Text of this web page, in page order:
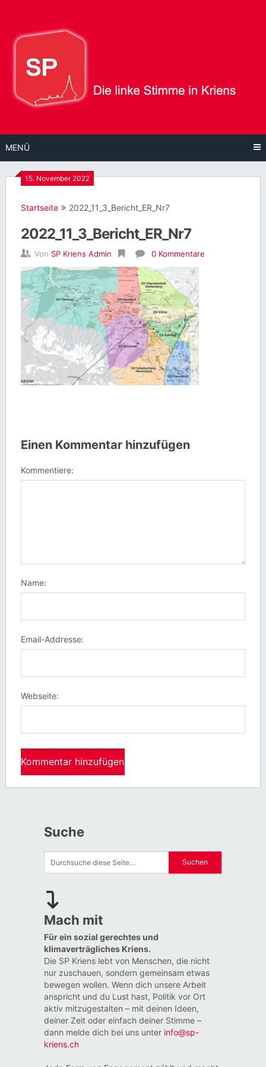
Inhalt
MENÜ
15. November 2022
Startseite 2022_11_3_Bericht_ER_Nr7
2022_11_3_Bericht_ER_Nr7
Von SP Kriens Admin 0 Kommentare
Einen Kommentar hinzufügen
Kommentiere:
Name:
Email-Addresse:
Webseite:
Suche
Mach mit
Für ein sozial gerechtes und
klimaverträgliches Kriens.
Die SP Kriens lebt von Menschen, die nicht
nur zuschauen, sondern gemeinsam etwas
bewegen wollen. Wenn dich unsere Arbeit
anspricht und du Lust hast, Politik vor Ort
aktiv mitzugestalten – mit deinen Ideen,
deiner Zeit oder einfach deiner Stimme –
dann melde dich bei uns unter info@sp-
kriens.ch